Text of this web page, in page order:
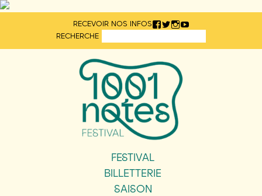
RECEVOIR NOS INFOS
RECHERCHE
FESTIVAL
BILLETTERIE
SAISON